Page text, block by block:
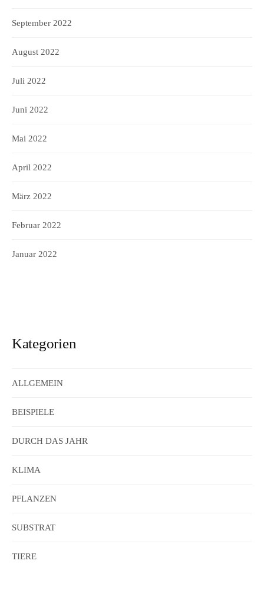
September 2022
August 2022
Juli 2022
Juni 2022
Mai 2022
April 2022
März 2022
Februar 2022
Januar 2022
Kategorien
ALLGEMEIN
BEISPIELE
DURCH DAS JAHR
KLIMA
PFLANZEN
SUBSTRAT
TIERE